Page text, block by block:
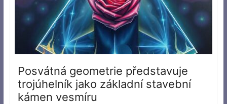
Posvátná geometrie představuje
trojúhelník jako základní stavební
kámen vesmíru